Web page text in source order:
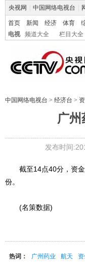
央视网 中国网络电视台
首页 新闻 经济 体育
电视
频道大全 栏目大全
中国网络电视台 > 经济台 >
广
发布时间
截至14点40分，资金
份。
(名策数据)
热词： 广州药业 航天